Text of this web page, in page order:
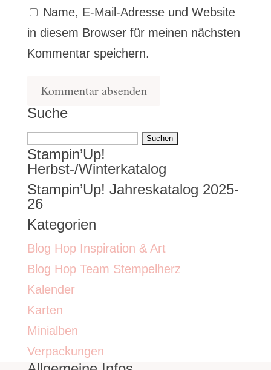
Name, E-Mail-Adresse und Website
in diesem Browser für meinen nächsten
Kommentar speichern.
Suche
Suchen
nach:
Stampin’Up!
Herbst-/Winterkatalog
Stampin’Up! Jahreskatalog 2025-
26
Kategorien
Blog Hop Inspiration & Art
Blog Hop Team Stempelherz
Kalender
Karten
Minialben
Verpackungen